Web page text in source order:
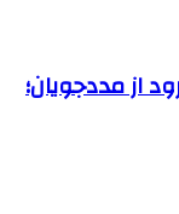
از مددجویان؛